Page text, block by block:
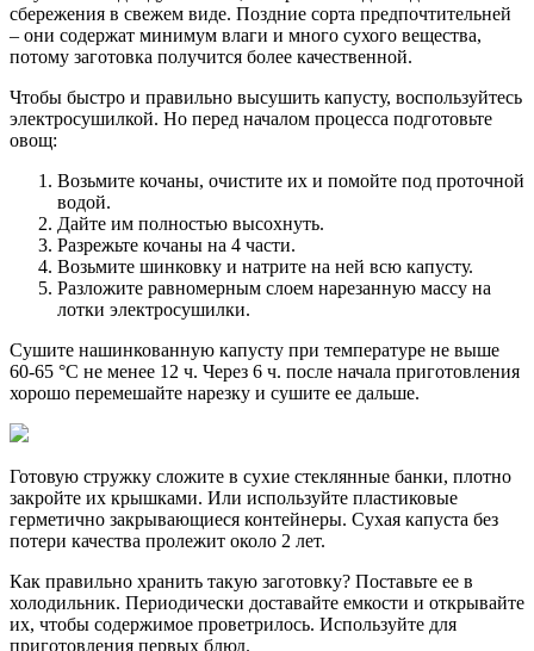
сбережения в свежем виде. Поздние сорта предпочтительней
– они содержат минимум влаги и много сухого вещества,
потому заготовка получится более качественной.
Чтобы быстро и правильно высушить капусту, воспользуйтесь
электросушилкой. Но перед началом процесса подготовьте
овощ:
Возьмите кочаны, очистите их и помойте под проточной
водой.
Дайте им полностью высохнуть.
Разрежьте кочаны на 4 части.
Возьмите шинковку и натрите на ней всю капусту.
Разложите равномерным слоем нарезанную массу на
лотки электросушилки.
Сушите нашинкованную капусту при температуре не выше
60-65 °С не менее 12 ч. Через 6 ч. после начала приготовления
хорошо перемешайте нарезку и сушите ее дальше.
Готовую стружку сложите в сухие стеклянные банки, плотно
закройте их крышками. Или используйте пластиковые
герметично закрывающиеся контейнеры. Сухая капуста без
потери качества пролежит около 2 лет.
Как правильно хранить такую заготовку? Поставьте ее в
холодильник. Периодически доставайте емкости и открывайте
их, чтобы содержимое проветрилось. Используйте для
приготовления первых блюд.